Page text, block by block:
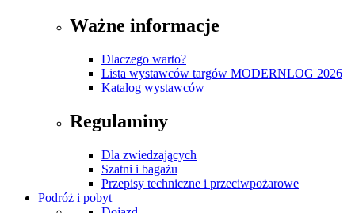
Ważne informacje
Dlaczego warto?
Lista wystawców targów MODERNLOG 2026
Katalog wystawców
Regulaminy
Dla zwiedzających
Szatni i bagażu
Przepisy techniczne i przeciwpożarowe
Podróż i pobyt